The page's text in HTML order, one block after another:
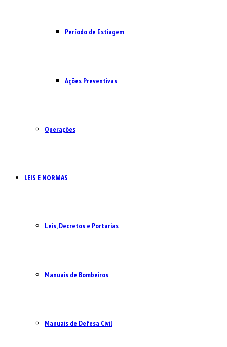
Período de Estiagem
Ações Preventivas
Operações
LEIS E NORMAS
Leis, Decretos e Portarias
Manuais de Bombeiros
Manuais de Defesa Civil